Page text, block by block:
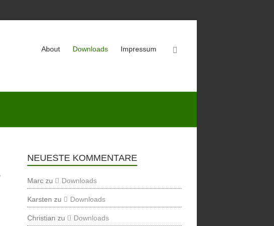
About Downloads Impressum
NEUESTE KOMMENTARE
Marc zu Downloads
Karsten zu Downloads
Christian zu Downloads